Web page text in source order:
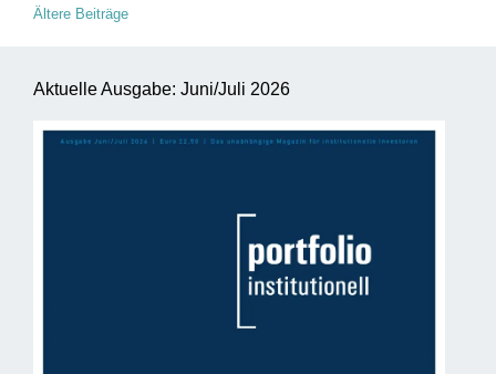
Beitragsnavigation
Ältere Beiträge
Aktuelle Ausgabe: Juni/Juli 2026